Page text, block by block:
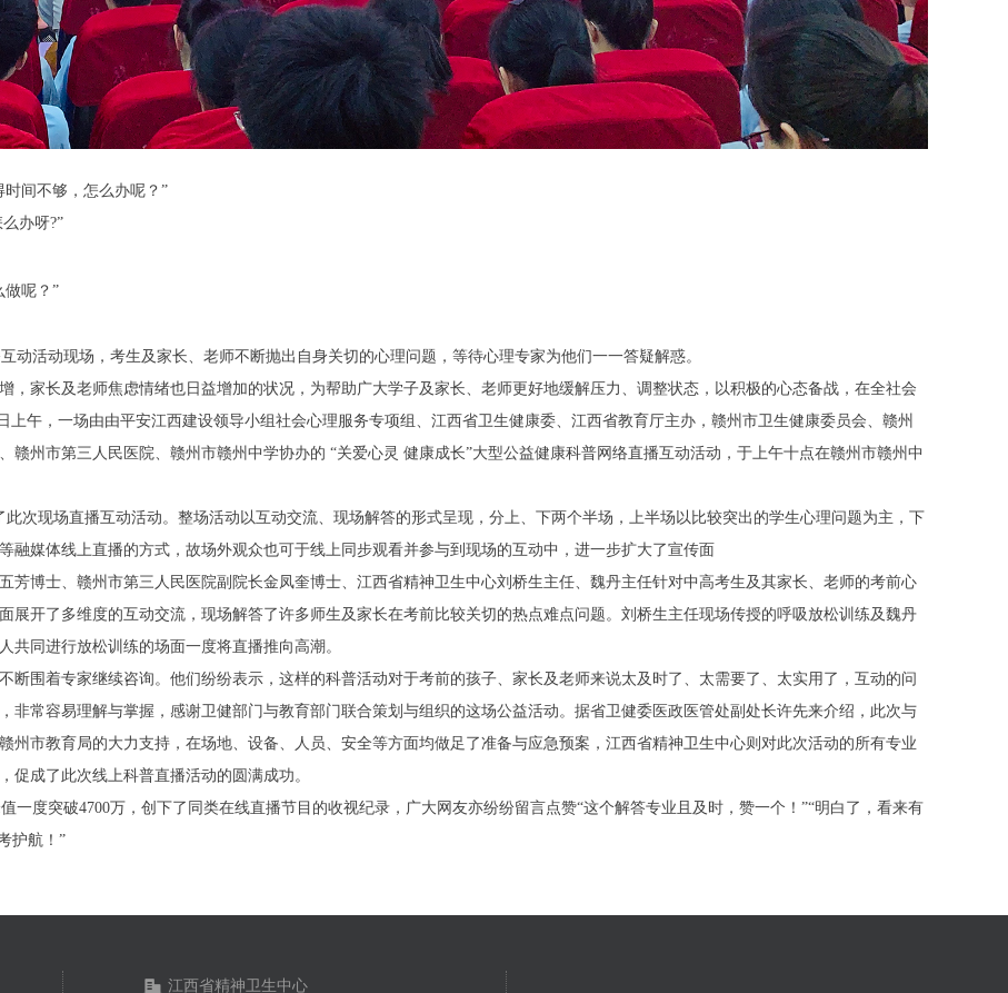
间不够，怎么办呢？”
办呀?”
做呢？”
动活动现场，考生及家长、老师不断抛出自身关切的心理问题，等待心理专家为他们一一答疑解惑。
，家长及老师焦虑情绪也日益增加的状况，为帮助广大学子及家长、老师更好地缓解压力、调整状态，以积极的心态备战，在全社会
午，一场由由平安江西建设领导小组社会心理服务专项组、江西省卫生健康委、江西省教育厅主办，赣州市卫生健康委员会、赣州
州市第三人民医院、赣州市赣州中学协办的 “关爱心灵 健康成长”大型公益健康科普网络直播互动活动，于上午十点在赣州市赣州中
次现场直播互动活动。整场活动以互动交流、现场解答的形式呈现，分上、下两个半场，上半场以比较突出的学生心理问题为主，下
融媒体线上直播的方式，故场外观众也可于线上同步观看并参与到现场的互动中，进一步扩大了宣传面
芳博士、赣州市第三人民医院副院长金凤奎博士、江西省精神卫生中心刘桥生主任、魏丹主任针对中高考生及其家长、老师的考前心
展开了多维度的互动交流，现场解答了许多师生及家长在考前比较关切的热点难点问题。刘桥生主任现场传授的呼吸放松训练及魏丹
同进行放松训练的场面一度将直播推向高潮。
断围着专家继续咨询。他们纷纷表示，这样的科普活动对于考前的孩子、家长及老师来说太及时了、太需要了、太实用了，互动的问
非常容易理解与掌握，感谢卫健部门与教育部门联合策划与组织的这场公益活动。据省卫健委医政医管处副处长许先来介绍，此次与
州市教育局的大力支持，在场地、设备、人员、安全等方面均做足了准备与应急预案，江西省精神卫生中心则对此次活动的所有专业
促成了此次线上科普直播活动的圆满成功。
一度突破4700万，创下了同类在线直播节目的收视纪录，广大网友亦纷纷留言点赞“这个解答专业且及时，赞一个！”“明白了，看来有
护航！”
江西省精神卫生中心